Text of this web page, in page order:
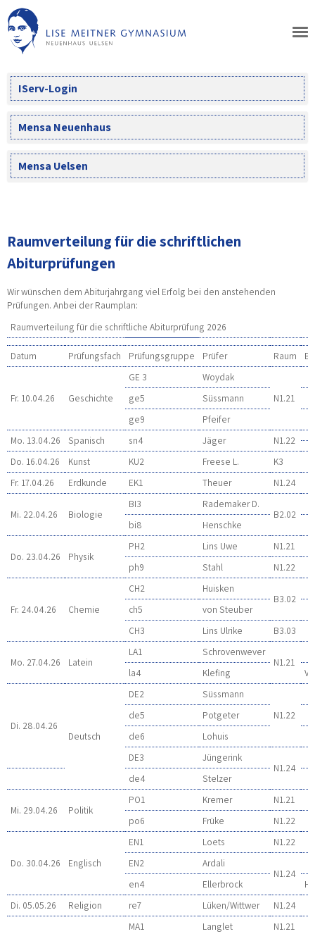
Skip
to
content
IServ-Login
Mensa Neuenhaus
Mensa Uelsen
Raumverteilung für die schriftlichen
Abiturprüfungen
Wir wünschen dem Abiturjahrgang viel Erfolg bei den anstehenden
Prüfungen. Anbei der Raumplan:
Raumverteilung für die schriftliche Abiturprüfung 2026
Datum Prüfungsfach Prüfungsgruppe Prüfer Raum
Fr. 10.04.26 Geschichte
GE 3
Woydak
N1.21
ge5
Süssmann
ge9
Pfeifer
Mo. 13.04.26
Spanisch sn4 Jäger
N1.22
Do. 16.04.26
Kunst KU2 Freese L.
K3
Fr. 17.04.26
Erdkunde EK1 Theuer N1.24
Mi. 22.04.26 Biologie
BI3
Rademaker D.
B2.02
bi8
Henschke
Do. 23.04.26 Physik
PH2 Lins Uwe
N1.21
ph9
Stahl N1.22
Fr. 24.04.26 Chemie
CH2
Huisken
B3.02
ch5
von Steuber
CH3
Lins Ulrike B3.03
Mo. 27.04.26 Latein
LA1
Schrovenwever
N1.21
la4
Klefing
Di. 28.04.26
Deutsch
DE2
Süssmann
N1.22
de5
Potgeter
de6
Lohuis
DE3
Jüngerink
N1.24
de4
Stelzer
Mi. 29.04.26 Politik
PO1 Kremer
N1.21
po6
Früke N1.22
Do. 30.04.26 Englisch
EN1 Loets
N1.22
EN2
Ardali
N1.24
en4
Ellerbrock
Di. 05.05.26
Religion re7 Lüken/Wittwer N1.24
MA1 Langlet
N1.21